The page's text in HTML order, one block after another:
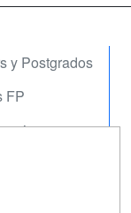
y Postgrados
FP